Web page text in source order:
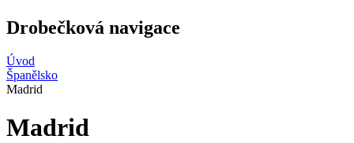
Drobečková navigace
Úvod
Španělsko
Madrid
Madrid